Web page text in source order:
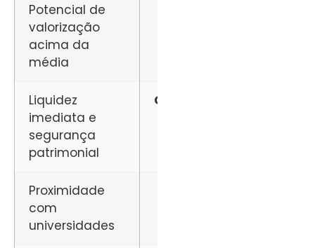
Potencial de
valorização
acima da
média
Liquidez
imediata e
segurança
patrimonial
Cambuí
Proximidade
com
universidades